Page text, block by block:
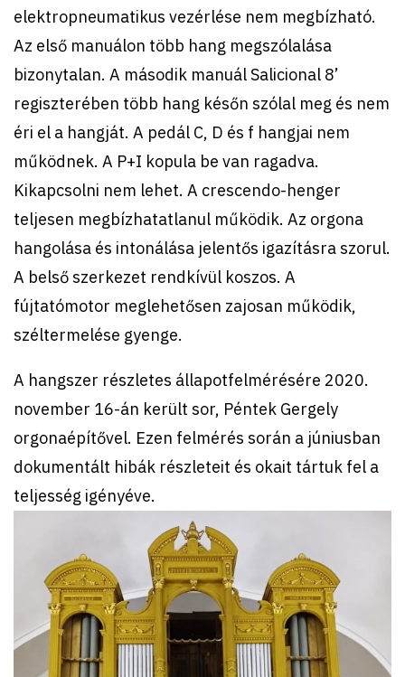
elektropneumatikus vezérlése nem megbízható.
Az első manuálon több hang megszólalása
bizonytalan. A második manuál Salicional 8’
regiszterében több hang későn szólal meg és nem
éri el a hangját. A pedál C, D és f hangjai nem
működnek. A P+I kopula be van ragadva.
Kikapcsolni nem lehet. A crescendo-henger
teljesen megbízhatatlanul működik. Az orgona
hangolása és intonálása jelentős igazításra szorul.
A belső szerkezet rendkívül koszos. A
fújtatómotor meglehetősen zajosan működik,
széltermelése gyenge.
A hangszer részletes állapotfelmérésére 2020.
november 16-án került sor, Péntek Gergely
orgonaépítővel. Ezen felmérés során a júniusban
dokumentált hibák részleteit és okait tártuk fel a
teljesség igényéve.